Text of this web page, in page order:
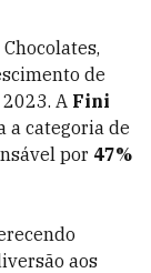
de
A Fini
a categoria de
por 47%
aos